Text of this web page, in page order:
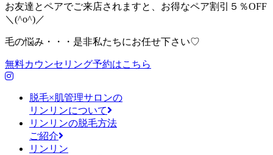
お友達とペアでご来店されますと、お得なペア割引５％OFF
＼(^o^)／
毛の悩み・・・是非私たちにお任せ下さい♡
無料カウンセリング予約はこちら
脱毛×肌管理サロンの
リンリンについて
リンリンの脱毛方法
ご紹介
リンリン